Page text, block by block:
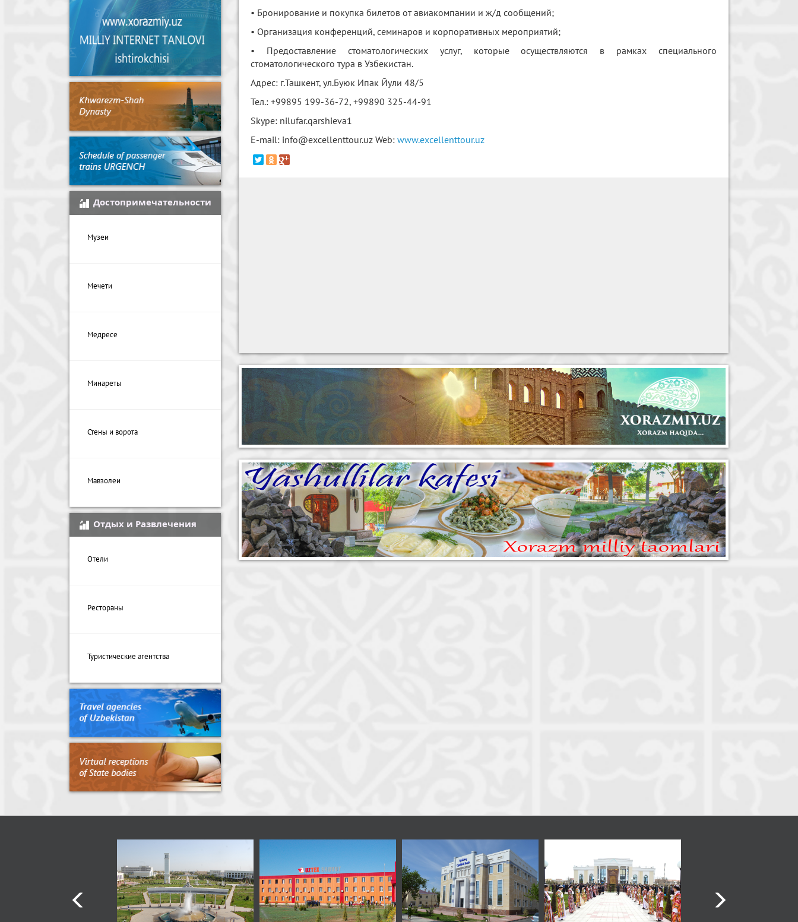
Достопримечательности
Музеи
Мечети
Медресе
Минареты
Стены и ворота
Мавзолеи
Отдых и Развлечения
Отели
Рестораны
Туристические агентства
• Бронирование и покупка билетов от авиакомпании и ж/д сообщений;
• Организация конференций, семинаров и корпоративных мероприятий;
• Предоставление стоматологических услуг, которые осуществляются в рамках специального
стоматологического тура в Узбекистан.
Адрес: г.Ташкент, ул.Буюк Ипак Йули 48/5
Тел.: +99895 199-36-72, +99890 325-44-91
Skype: nilufar.qarshieva1
E-mail: info@excellenttour.uz Web: www.excellenttour.uz